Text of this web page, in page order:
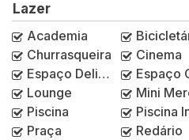
Lazer
Academia
Churrasqueira
Cinema
Espaço Delivery
Espaço
Lounge
Mini
Piscina
Piscina
Praça
Redário